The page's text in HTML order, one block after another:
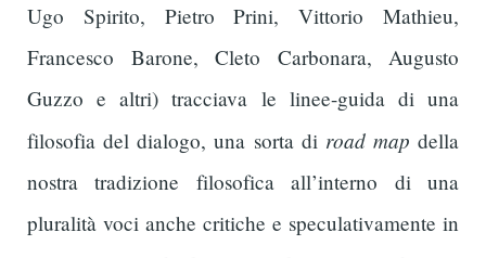
Ugo Spirito, Pietro Prini, Vittorio Mathieu,
Francesco Barone, Cleto Carbonara, Augusto
Guzzo e altri) tracciava le linee-guida di una
filosofia del dialogo, una sorta di road map della
nostra tradizione filosofica all’interno di una
pluralità voci anche critiche e speculativamente in